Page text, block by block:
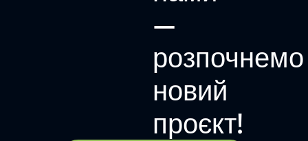
—
розпочнемо
новий
проєкт!